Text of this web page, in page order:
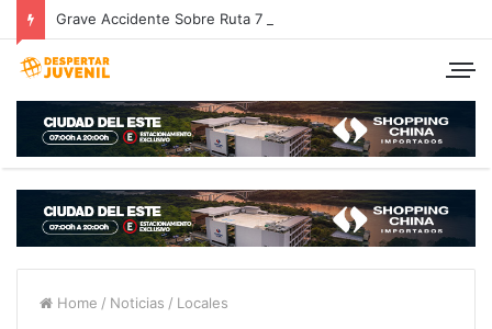
Home / Noticias / Locales